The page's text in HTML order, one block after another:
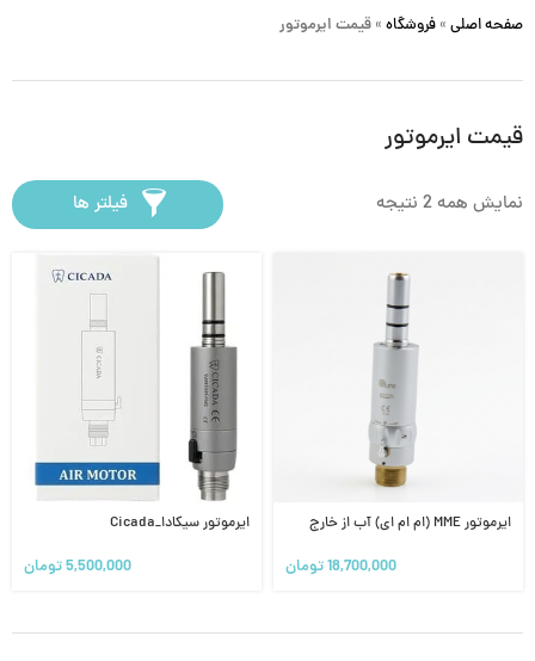
صفحه اصلی » فروشگاه » قیمت ایرموتور
قیمت ایرموتور
نمایش همه 2 نتیجه فیلتر ها
ایرموتور MME (ام ام ای) آب از خارج
18,700,000تومان
ایرموتور سیکادا_Cicada
5,500,000تومان